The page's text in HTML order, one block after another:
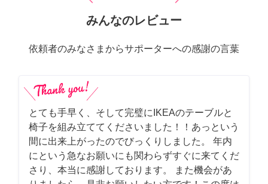
みんなのレビュー
依頼者のみなさまからサポーターへの感謝の言葉
とても手早く、そして完璧にIKEAのテーブルと
椅子を組み立ててくださいました！！あっという
間に出来上がったのでびっくりしました。 年内
にという急なお願いにも関わらずすぐに来てくだ
さり、本当に感謝しております。 また機会があ